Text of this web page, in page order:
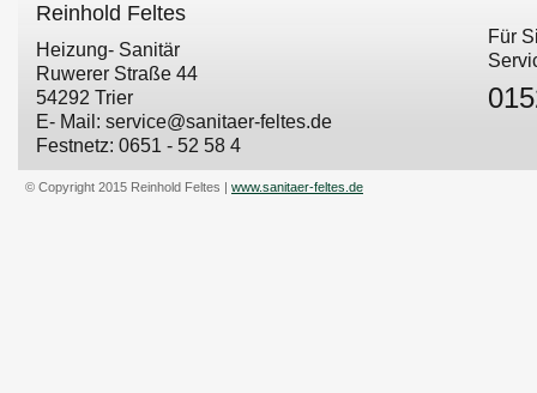
Reinhold Feltes
Heizung- Sanitär
Ruwerer Straße 44
54292 Trier
E- Mail: service@sanitaer-feltes.de
Festnetz: 0651 - 52 58 4
Für
© Copyright 2015 Reinhold Feltes | www.sanitaer-feltes.de